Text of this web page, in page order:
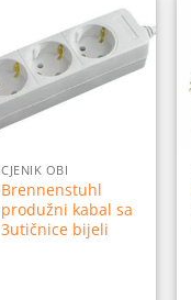
Dodaj
na
listu
želja
CJENIK OBI
Brennenstuhl
produžni kabal sa
3utičnice bijeli